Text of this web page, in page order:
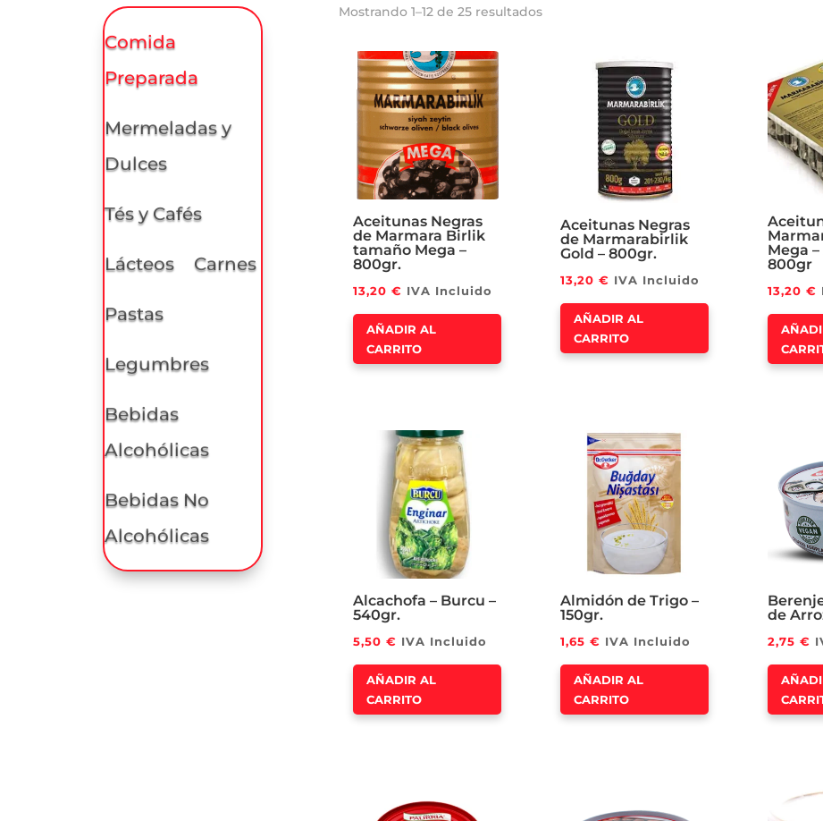
Comida
Preparada
Mermeladas y
Dulces
Tés y Cafés
Lácteos Carnes
Pastas
Legumbres
Bebidas
Alcohólicas
Bebidas No
Alcohólicas
Mostrando 1–12 de 25 resultados
Aceitunas Negras
de Marmara Birlik
tamaño Mega –
800gr.
13,20 € IVA Incluido
AÑADIR AL
CARRITO
Aceitunas Negras
de Marmarabirlik
Gold – 800gr.
13,20 € IVA Incluido
AÑADIR AL
CARRITO
Mega
800gr
13,20 €
Alcachofa – Burcu –
540gr.
5,50 € IVA Incluido
AÑADIR AL
CARRITO
Almidón de Trigo –
150gr.
1,65 € IVA Incluido
AÑADIR AL
CARRITO
de
2,75 €